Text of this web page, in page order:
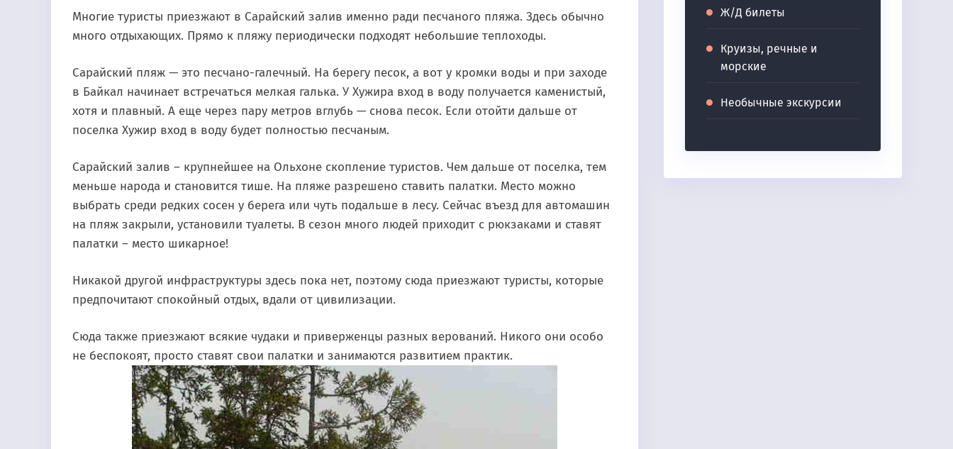
Многие туристы приезжают в Сарайский залив именно ради песчаного пляжа. Здесь обычно
много отдыхающих. Прямо к пляжу периодически подходят небольшие теплоходы.
Сарайский пляж — это песчано-галечный. На берегу песок, а вот у кромки воды и при заходе
в Байкал начинает встречаться мелкая галька. У Хужира вход в воду получается каменистый,
хотя и плавный. А еще через пару метров вглубь — снова песок. Если отойти дальше от
поселка Хужир вход в воду будет полностью песчаным.
Сарайский залив – крупнейшее на Ольхоне скопление туристов. Чем дальше от поселка, тем
меньше народа и становится тише. На пляже разрешено ставить палатки. Место можно
выбрать среди редких сосен у берега или чуть подальше в лесу. Сейчас въезд для автомашин
на пляж закрыли, установили туалеты. В сезон много людей приходит с рюкзаками и ставят
палатки – место шикарное!
Никакой другой инфраструктуры здесь пока нет, поэтому сюда приезжают туристы, которые
предпочитают спокойный отдых, вдали от цивилизации.
Сюда также приезжают всякие чудаки и приверженцы разных верований. Никого они особо
не беспокоят, просто ставят свои палатки и занимаются развитием практик.
Ж/Д билеты
Круизы, речные и
морские
Необычные экскурсии